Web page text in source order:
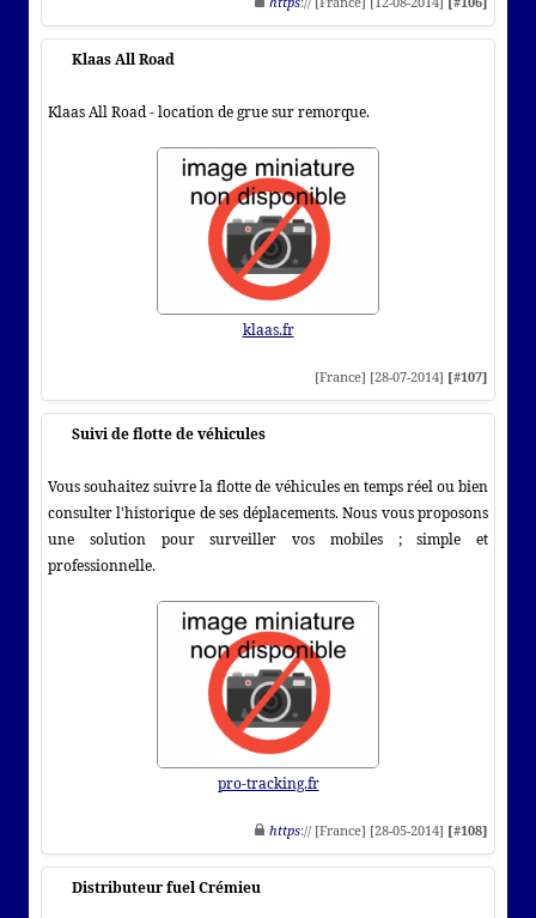
Klaas All Road
Klaas All Road - location de grue sur remorque.
klaas.fr
[France] [28-07-2014] [#107]
Suivi de flotte de véhicules
Vous souhaitez suivre la flotte de véhicules en temps réel ou bien
consulter l'historique de ses déplacements. Nous vous proposons
une solution pour surveiller vos mobiles ; simple et
professionnelle.
pro-tracking.fr
https:// [France] [28-05-2014] [#108]
Distributeur fuel Crémieu